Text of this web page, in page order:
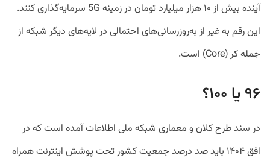
آینده بیش از ۱۰ هزار میلیارد تومان در زمینه 5G سرمایه‌گذاری کنند.
این رقم به غیر از به‌روزرسانی‌های احتمالی در لایه‌های دیگر شبکه از
جمله کر (Core) است.
۹۶ یا ۱۰۰؟
در سند طرح کلان و معماری شبکه ملی اطلاعات آمده است که در
افق ۱۴۰۴ باید صد درصد جمعیت کشور تحت پوشش اینترنت همراه